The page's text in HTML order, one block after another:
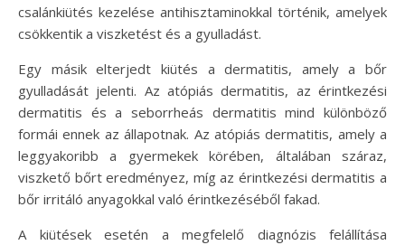
csalánkiütés kezelése antihisztaminokkal történik, amelyek
csökkentik a viszketést és a gyulladást.
Egy másik elterjedt kiütés a dermatitis, amely a bőr
gyulladását jelenti. Az atópiás dermatitis, az érintkezési
dermatitis és a seborrheás dermatitis mind különböző
formái ennek az állapotnak. Az atópiás dermatitis, amely a
leggyakoribb a gyermekek körében, általában száraz,
viszkető bőrt eredményez, míg az érintkezési dermatitis a
bőr irritáló anyagokkal való érintkezéséből fakad.
A kiütések esetén a megfelelő diagnózis felállítása